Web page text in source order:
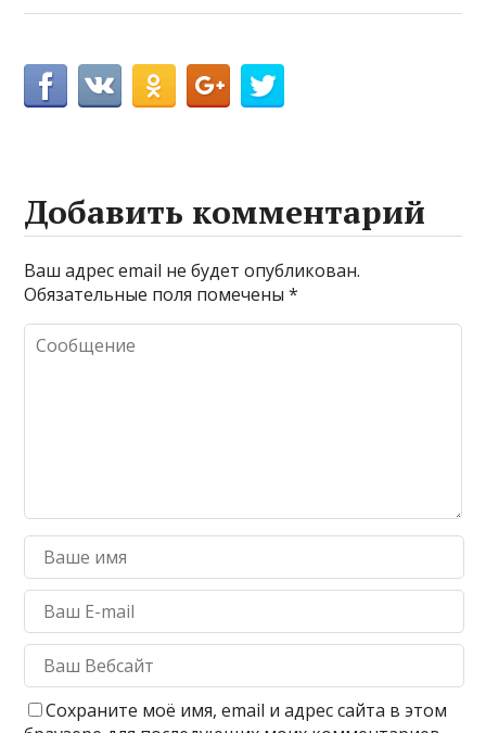
Добавить комментарий
Ваш адрес email не будет опубликован.
Обязательные поля помечены*
Сохраните моё имя, email и адрес сайта в этом